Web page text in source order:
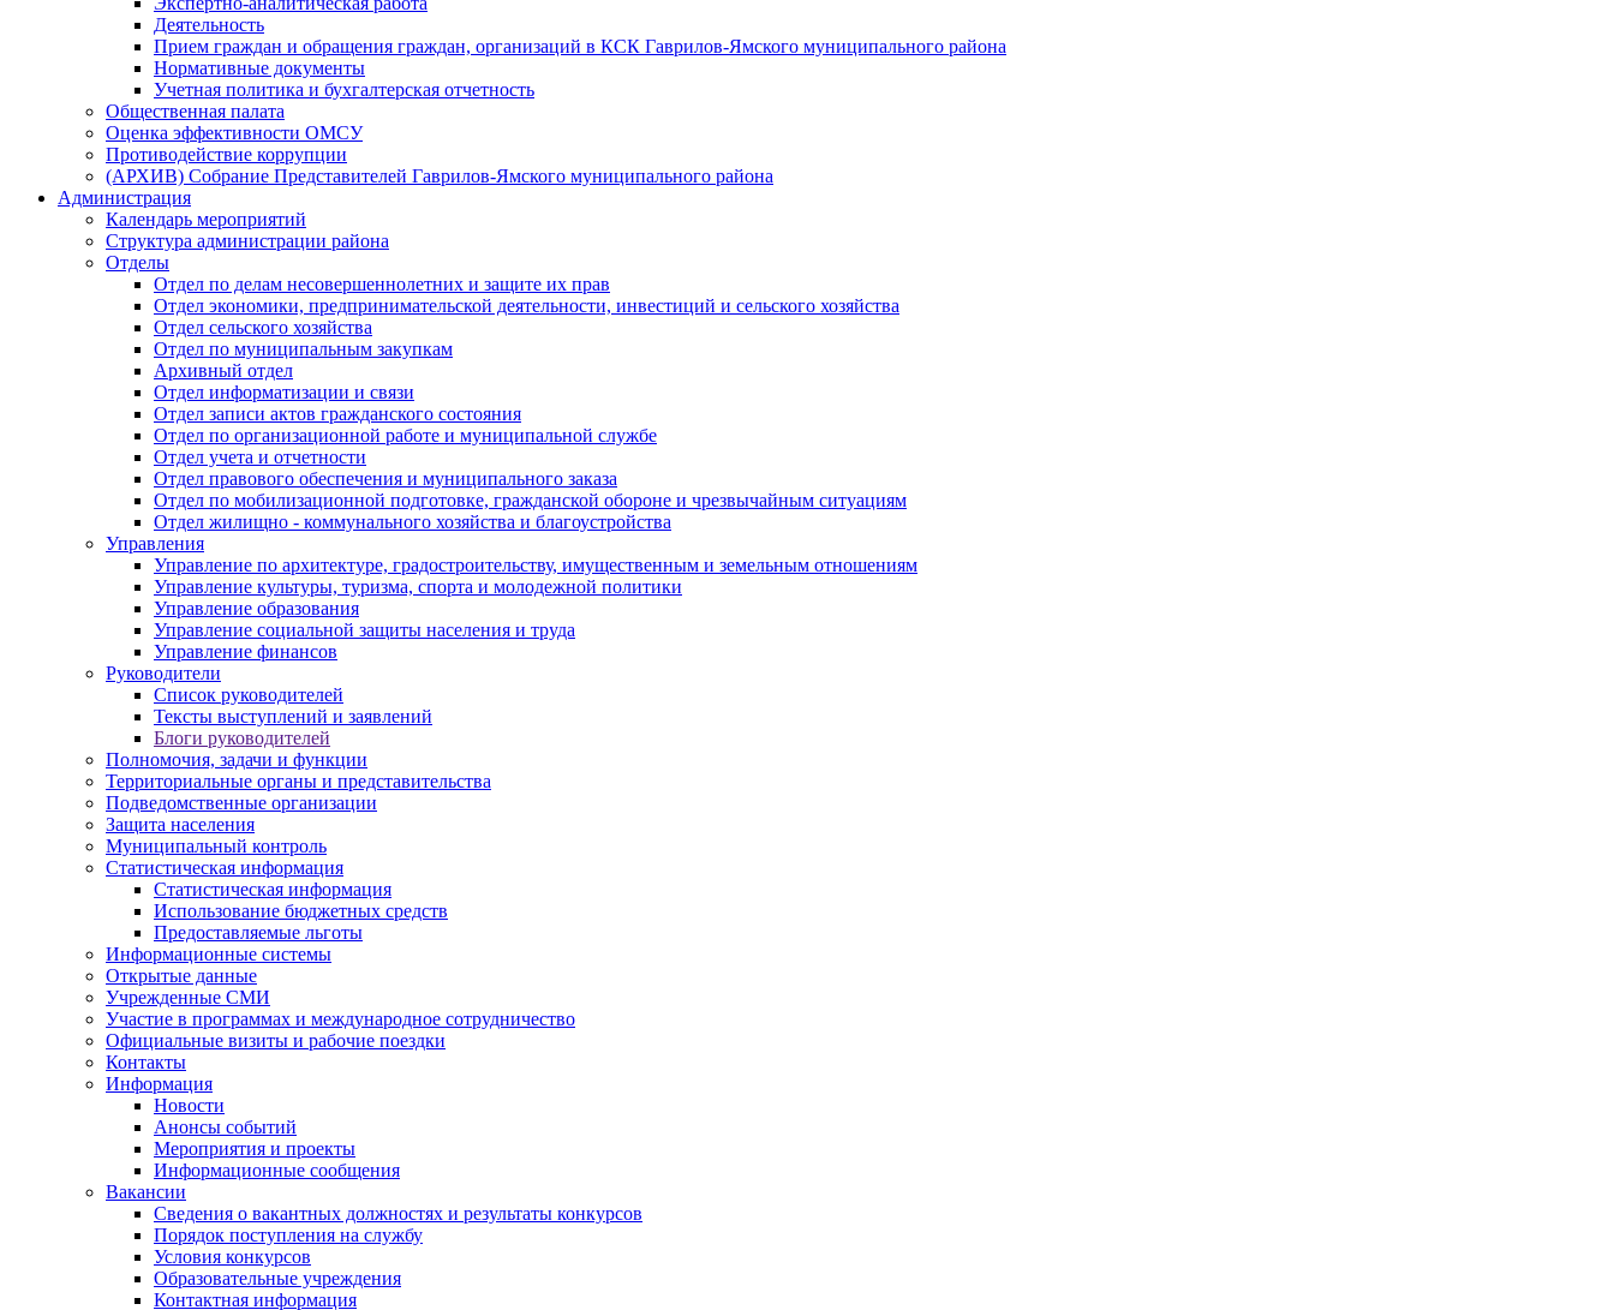
Деятельность
Прием граждан и обращения граждан, организаций в КСК Гаврилов-Ямского муниципального района
Нормативные документы
Учетная политика и бухгалтерская отчетность
Общественная палата
Оценка эффективности ОМСУ
Противодействие коррупции
(АРХИВ) Собрание Представителей Гаврилов-Ямского муниципального района
Администрация
Календарь мероприятий
Структура администрации района
Отделы
Отдел по делам несовершеннолетних и защите их прав
Отдел экономики, предпринимательской деятельности, инвестиций и сельского хозяйства
Отдел сельского хозяйства
Отдел по муниципальным закупкам
Архивный отдел
Отдел информатизации и связи
Отдел записи актов гражданского состояния
Отдел по организационной работе и муниципальной службе
Отдел учета и отчетности
Отдел правового обеспечения и муниципального заказа
Отдел по мобилизационной подготовке, гражданской обороне и чрезвычайным ситуациям
Отдел жилищно - коммунального хозяйства и благоустройства
Управления
Управление по архитектуре, градостроительству, имущественным и земельным отношениям
Управление культуры, туризма, спорта и молодежной политики
Управление образования
Управление социальной защиты населения и труда
Управление финансов
Руководители
Список руководителей
Тексты выступлений и заявлений
Блоги руководителей
Полномочия, задачи и функции
Территориальные органы и представительства
Подведомственные организации
Защита населения
Муниципальный контроль
Статистическая информация
Статистическая информация
Использование бюджетных средств
Предоставляемые льготы
Информационные системы
Открытые данные
Учрежденные СМИ
Участие в программах и международное сотрудничество
Официальные визиты и рабочие поездки
Контакты
Информация
Новости
Анонсы событий
Мероприятия и проекты
Информационные сообщения
Вакансии
Сведения о вакантных должностях и результаты конкурсов
Порядок поступления на службу
Условия конкурсов
Образовательные учреждения
Контактная информация